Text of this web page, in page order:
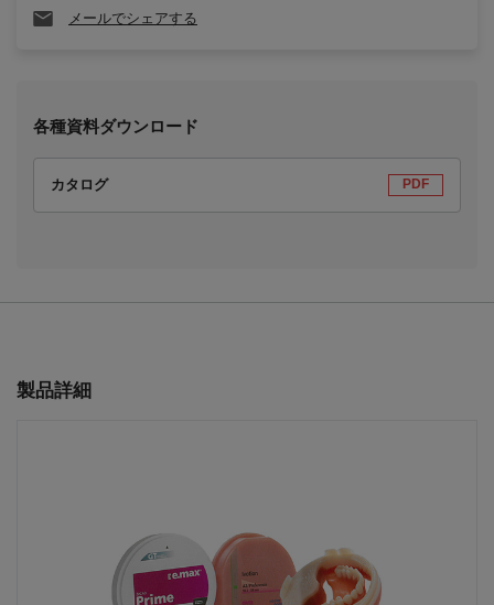
メールでシェアする
各種資料ダウンロード
カタログ PDF
製品詳細